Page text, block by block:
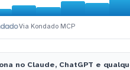
Via Kondado MCP
Via Kondado MCP
Via Kondado MCP
Via Kondado MCP
no Claude, ChatGPT e